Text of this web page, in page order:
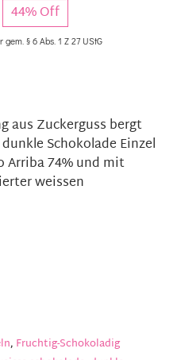
€
€.
44% Off
§ 6 Abs. 1 Z 27 UStG
aus Zuckerguss bergt
Schokolade Einzel
Arriba 74% und mit
weissen
, Fruchtig-Schokoladig